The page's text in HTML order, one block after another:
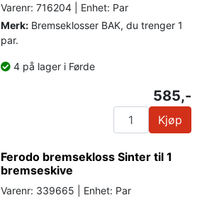
Varenr: 716204 | Enhet: Par
Merk: Bremseklosser BAK, du trenger 1
par.
4 på lager i Førde
585,-
Kjøp
Ferodo bremsekloss Sinter til 1
bremseskive
Varenr: 339665 | Enhet: Par